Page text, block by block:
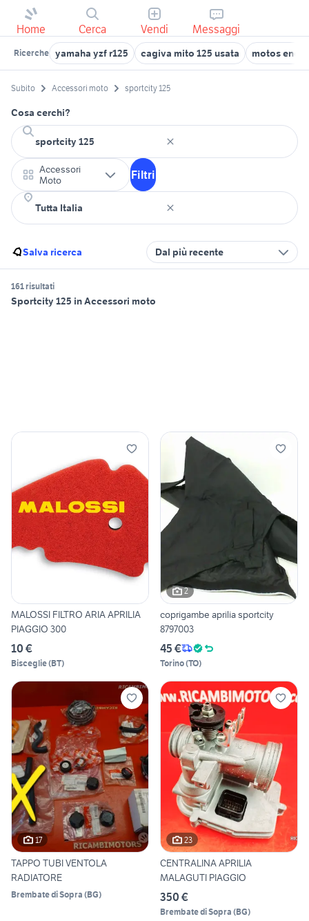
Home Cerca Vendi Messaggi
Ricerche yamaha yzf r125 cagiva mito 125 usata motos
Subito Accessori moto sportcity 125
Cosa cerchi?
Accessori
Moto
Filtri
Salva ricerca Dal più recente
161 risultati
Sportcity 125 in Accessori moto
MALOSSI FILTRO ARIA APRILIA
PIAGGIO 300
10 €
Bisceglie(BT)
2
coprigambe aprilia sportcity
8797003
45 €
Torino(TO)
17
TAPPO TUBI VENTOLA
RADIATORE
Brembate di Sopra (BG)
23
CENTRALINA APRILIA
MALAGUTI PIAGGIO
350 €
Brembate di Sopra (BG)